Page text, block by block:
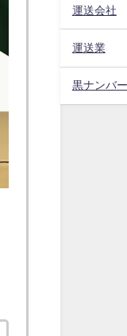
運送会社
運送業
黒ナンバー